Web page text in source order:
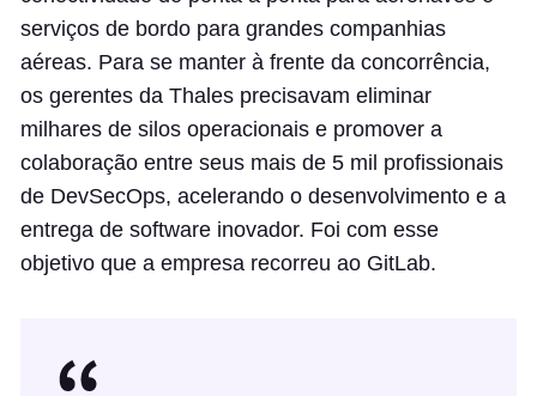
serviços de bordo para grandes companhias
aéreas. Para se manter à frente da concorrência,
os gerentes da Thales precisavam eliminar
milhares de silos operacionais e promover a
colaboração entre seus mais de 5 mil profissionais
de DevSecOps, acelerando o desenvolvimento e a
entrega de software inovador. Foi com esse
objetivo que a empresa recorreu ao GitLab.